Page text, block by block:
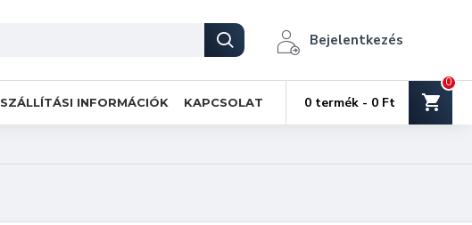
Bejelentkezés
SZÁLLÍTÁSI INFORMÁCIÓK KAPCSOLAT 0 termék - 0 Ft
0